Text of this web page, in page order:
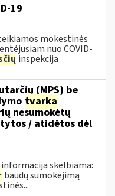
19
mokestinės
nuo COVID-
inspekcija
(MPS) be
tvarka
nesumokėtų
/ atidėtos dėl
skelbiama:
baudų sumokėjimą